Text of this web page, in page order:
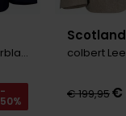
Heleen blazer donkerblauw
-
50% € 199,95€